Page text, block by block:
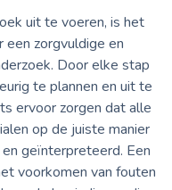
uit te voeren, is het
zorgvuldige en
Door elke stap
te plannen en uit te
ervoor zorgen dat alle
op de juiste manier
geïnterpreteerd. Een
voorkomen van fouten